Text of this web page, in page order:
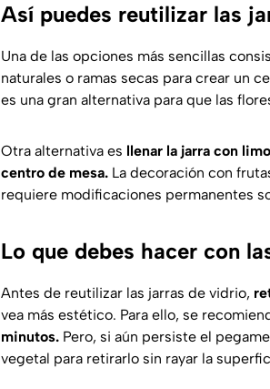
Así puedes reutilizar las
Una de las opciones más sencillas
naturales o ramas secas para crear un
es una gran alternativa para que las
Otra alternativa es llenar la jarra con
centro de mesa. La decoración con
requiere modificaciones permanentes
Lo que debes hacer con
Antes de reutilizar las jarras de vidrio,
vea más estético. Para ello, se
minutos. Pero, si aún persiste el
vegetal para retirarlo sin rayar la